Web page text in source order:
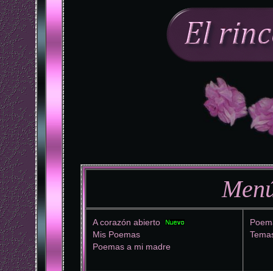
A corazón abierto
Mis Poemas
Poemas a mi madre